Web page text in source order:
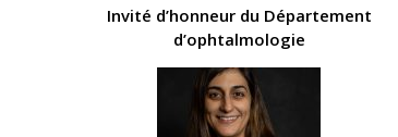
Invité d’honneur du Département
d’ophtalmologie